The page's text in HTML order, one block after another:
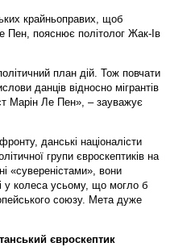
крайньоправих, щоб
Пен, пояснює політолог Жак-Ів
план дій. Тож повчати
данців відносно мігрантів
Марін Ле Пен», – зауважує
данські націоналісти
групи євроскептиків на
«сувереністами», вони
у колеса усьому, що могло б
союзу. Мета дуже
євроскептик